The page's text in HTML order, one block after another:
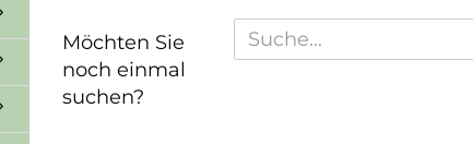
MÖCHTEN
NOCH
Möchten Sie
noch einmal
suchen?